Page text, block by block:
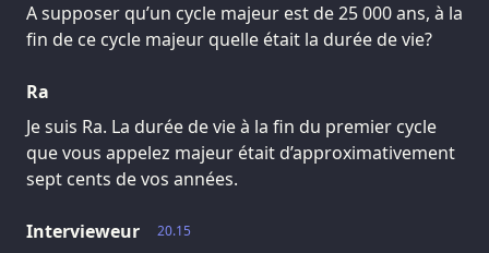
A supposer qu’un cycle majeur est de 25 000 ans, à la
fin de ce cycle majeur quelle était la durée de vie?
Ra
Je suis Ra. La durée de vie à la fin du premier cycle
que vous appelez majeur était d’approximativement
sept cents de vos années.
20.15
Intervieweur